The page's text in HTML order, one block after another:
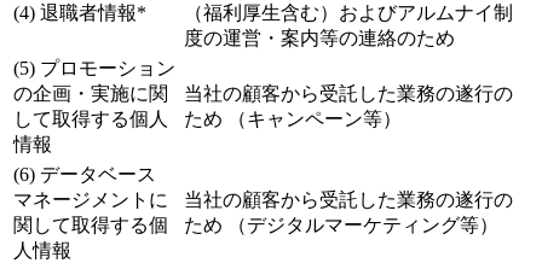
(4) 退職者情報*
（福利厚生含む）およびアルムナイ制
度の運営・案内等の連絡のため
(5) プロモーション
の企画・実施に関
して取得する個人
情報
当社の顧客から受託した業務の遂行の
ため （キャンペーン等）
(6) データベース
マネージメントに
関して取得する個
人情報
当社の顧客から受託した業務の遂行の
ため （デジタルマーケティング等）